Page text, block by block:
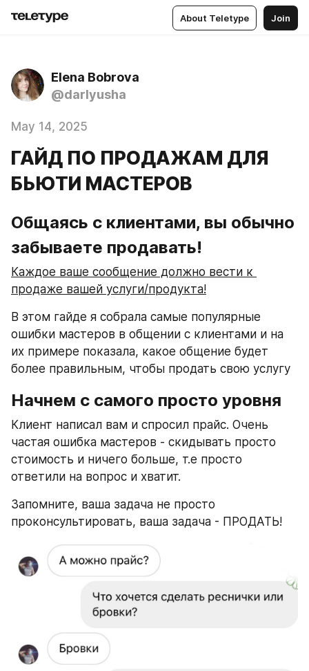
About Teletype Join
Elena Bobrova
@darlyusha
May 14, 2025
ГАЙД ПО ПРОДАЖАМ ДЛЯ
БЬЮТИ МАСТЕРОВ
Общаясь с клиентами, вы обычно
забываете продавать!
Каждое ваше сообщение должно вести к
продаже вашей услуги/продукта!
В этом гайде я собрала самые популярные
ошибки мастеров в общении с клиентами и на
их примере показала, какое общение будет
более правильным, чтобы продать свою услугу
Начнем с самого просто уровня
Клиент написал вам и спросил прайс. Очень
частая ошибка мастеров - скидывать просто
стоимость и ничего больше, т.е просто
ответили на вопрос и хватит.
Запомните, ваша задача не просто
проконсультировать, ваша задача - ПРОДАТЬ!